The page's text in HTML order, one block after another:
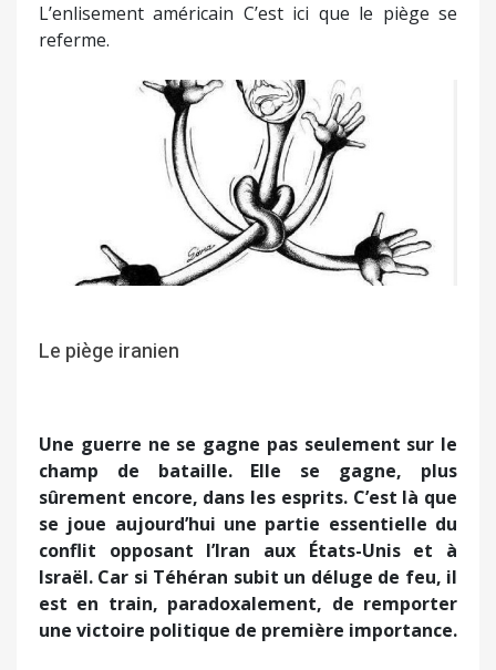
L’enlisement américain C’est ici que le piège se
referme.
Le piège iranien
Une guerre ne se gagne pas seulement sur le
champ de bataille. Elle se gagne, plus
sûrement encore, dans les esprits. C’est là que
se joue aujourd’hui une partie essentielle du
conflit opposant l’Iran aux États-Unis et à
Israël. Car si Téhéran subit un déluge de feu, il
est en train, paradoxalement, de remporter
une victoire politique de première importance.